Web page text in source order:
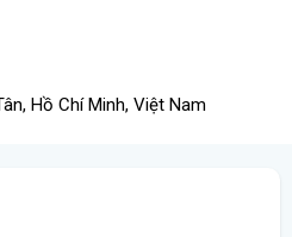
Hồ Chí Minh, Việt Nam